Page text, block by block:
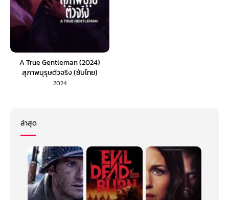
A True Gentleman (2024)
สุภาพบุรุษตัวจริง (ซับไทย)
2024
ล่าสุด